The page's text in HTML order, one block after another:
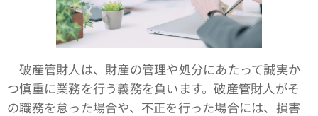
破産管財人は、財産の管理や処分にあたって誠実か
つ慎重に業務を行う義務を負います。破産管財人がそ
の職務を怠った場合や、不正を行った場合には、損害